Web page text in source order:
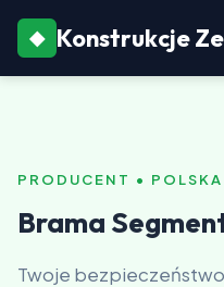
◆ Konstrukcje
PRODUCENT • POLSKA
Brama
Twoje